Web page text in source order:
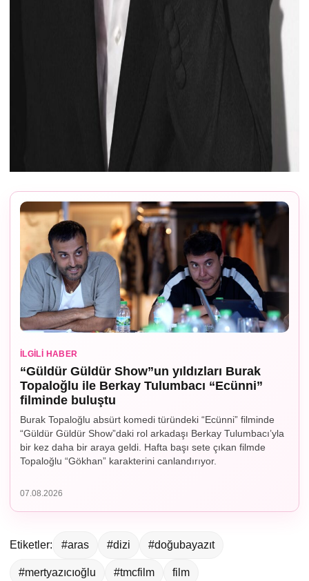
İLGILI HABER
“Güldür Güldür Show”un yıldızları Burak
Topaloğlu ile Berkay Tulumbacı “Ecünni”
filminde buluştu
Burak Topaloğlu absürt komedi türündeki “Ecünni” filminde
“Güldür Güldür Show”daki rol arkadaşı Berkay Tulumbacı’yla
bir kez daha bir araya geldi. Hafta başı sete çıkan filmde
Topaloğlu “Gökhan” karakterini canlandırıyor.
07.08.2026
Etiketler: #aras #dizi #doğubayazıt
#mertyazıcıoğlu #tmcfilm film